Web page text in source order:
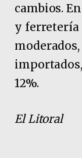
cambios.
y ferretería
12%.
El Litoral